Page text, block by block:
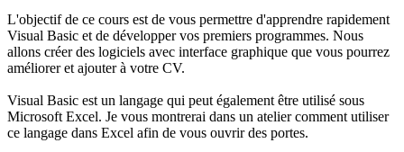
L'objectif de ce cours est de vous permettre d'apprendre rapidement
Visual Basic et de développer vos premiers programmes. Nous
allons créer des logiciels avec interface graphique que vous pourrez
améliorer et ajouter à votre CV.
Visual Basic est un langage qui peut également être utilisé sous
Microsoft Excel. Je vous montrerai dans un atelier comment utiliser
ce langage dans Excel afin de vous ouvrir des portes.